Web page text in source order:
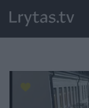
Paremkite Ukrainą